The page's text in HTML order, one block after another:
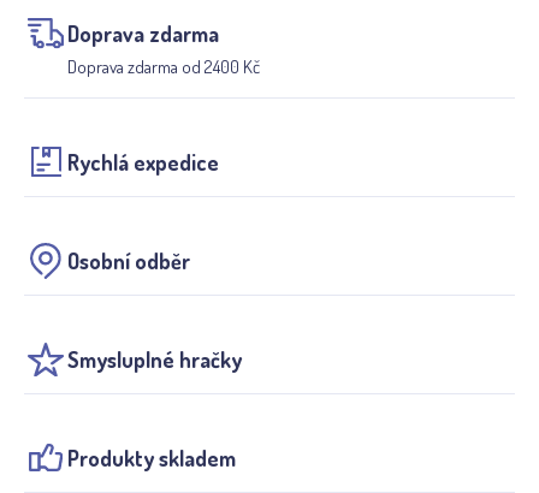
Doprava zdarma
Doprava zdarma od 2400 Kč
Rychlá expedice
Osobní odběr
Smysluplné hračky
Produkty skladem